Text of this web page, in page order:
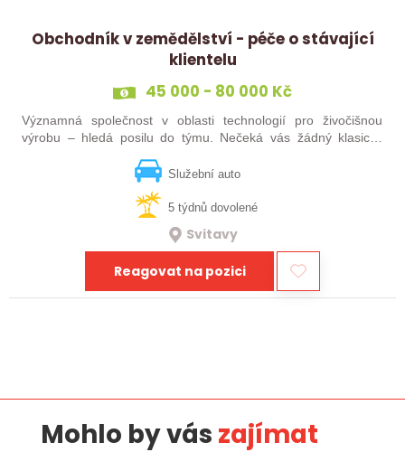
Obchodník v zemědělství - péče o stávající
klientelu
45 000 - 80 000 Kč
Významná společnost v oblasti technologií pro živočišnou
výrobu – hledá posilu do týmu. Nečeká vás žádný klasický
Služební auto
5 týdnů dovolené
Svitavy
Reagovat na pozici
Mohlo by vás zajímat